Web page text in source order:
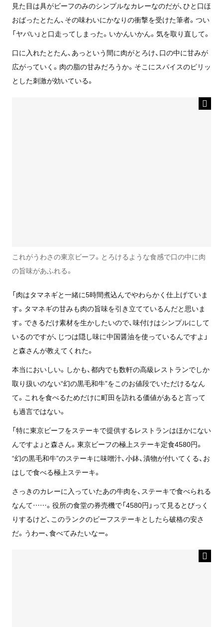
見た目は具がビーフのみのシンプルなカレーなのだが、ひと口ほ
おばったとたん、その味わいにかなりの衝撃を受けた筆者。つい
「ヤバい」と口走ってしまった。いかんいかん。気を取り直して。
口に入れたとたん、あっという間に肉がとろけ、口の中に甘みが
広がっていく。肉の脂の甘みだろうか。そこにスパイスのピリッ
とした刺激が効いている。
これがうわさの東京ビーフ。とろけるような食感で口の中に肉
の旨味があふれる。
「肉はタマネギと一緒に5時間煮込んでやわらかく仕上げていま
す。タマネギの甘みも肉の旨味を引き立てているんだと思いま
す。できるだけ素材を生かしたいので、味付けはシンプルにして
いるのですが、じつは隠し味に中国醤油を使っているんですよ」
と森さんが教えてくれた。
本当においしい。しかも、都内でも数軒の高級レストランでしか
取り扱いのない“幻の黒毛和牛”をこのお値段でいただけるなん
て。これを食べるためだけに町田を訪れる価値があると言って
も過言ではない。
「特に東京ビーフをステーキで提供するレストランはほかにない
んですよ」と森さん。東京ビーフの極上ステーキ定食4580円。
“幻の黒毛和牛”のステーキに味噌汁、小鉢、漬物が付いてくる、お
はしで食べる極上ステーキ。
さっきのカレーに入っていたあの牛肉を、ステーキで食べられる
なんて……。役所の食堂の券売機で「4580円」って見るとびっく
りするけど、このランクのビーフステーキとしたら破格の安さ
だ。うわー、食べてみたいなー。